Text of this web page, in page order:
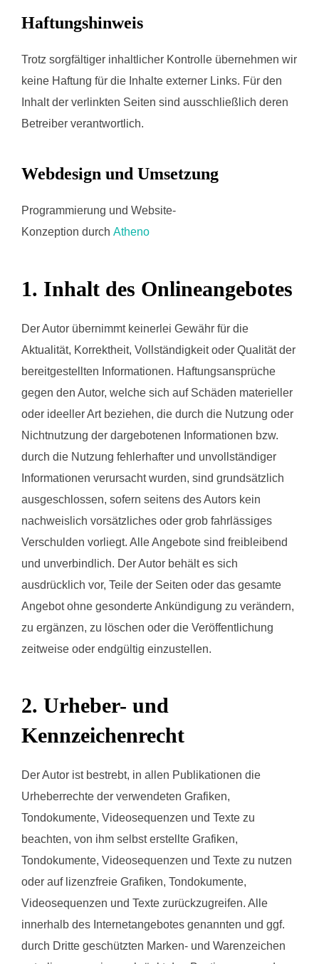
Haftungshinweis
Trotz sorgfältiger inhaltlicher Kontrolle übernehmen wir
keine Haftung für die Inhalte externer Links. Für den
Inhalt der verlinkten Seiten sind ausschließlich deren
Betreiber verantwortlich.
Webdesign und Umsetzung
Programmierung und Website-
Konzeption durch Atheno
1. Inhalt des Onlineangebotes
Der Autor übernimmt keinerlei Gewähr für die
Aktualität, Korrektheit, Vollständigkeit oder Qualität der
bereitgestellten Informationen. Haftungsansprüche
gegen den Autor, welche sich auf Schäden materieller
oder ideeller Art beziehen, die durch die Nutzung oder
Nichtnutzung der dargebotenen Informationen bzw.
durch die Nutzung fehlerhafter und unvollständiger
Informationen verursacht wurden, sind grundsätzlich
ausgeschlossen, sofern seitens des Autors kein
nachweislich vorsätzliches oder grob fahrlässiges
Verschulden vorliegt. Alle Angebote sind freibleibend
und unverbindlich. Der Autor behält es sich
ausdrücklich vor, Teile der Seiten oder das gesamte
Angebot ohne gesonderte Ankündigung zu verändern,
zu ergänzen, zu löschen oder die Veröffentlichung
zeitweise oder endgültig einzustellen.
2. Urheber- und
Kennzeichenrecht
Der Autor ist bestrebt, in allen Publikationen die
Urheberrechte der verwendeten Grafiken,
Tondokumente, Videosequenzen und Texte zu
beachten, von ihm selbst erstellte Grafiken,
Tondokumente, Videosequenzen und Texte zu nutzen
oder auf lizenzfreie Grafiken, Tondokumente,
Videosequenzen und Texte zurückzugreifen. Alle
innerhalb des Internetangebotes genannten und ggf.
durch Dritte geschützten Marken- und Warenzeichen